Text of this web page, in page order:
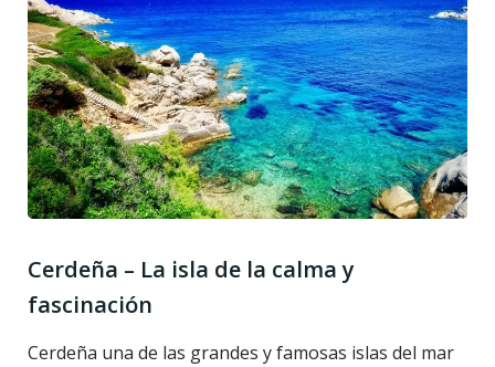
Cerdeña – La isla de la calma y
fascinación
Cerdeña una de las grandes y famosas islas del mar